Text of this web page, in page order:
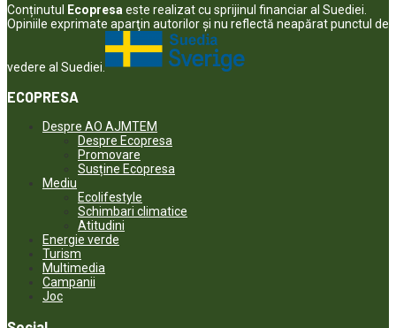
Conținutul Ecopresa este realizat cu sprijinul financiar al Suediei.
Opiniile exprimate aparţin autorilor şi nu reflectă neapărat punctul de
vedere al Suediei.
ECOPRESA
Despre AO AJMTEM
Despre Ecopresa
Promovare
Susține Ecopresa
Mediu
Ecolifestyle
Schimbari climatice
Atitudini
Energie verde
Turism
Multimedia
Campanii
Joc